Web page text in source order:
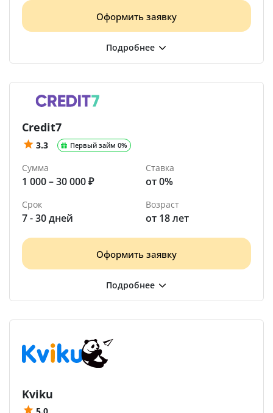
Оформить заявку
Credit7
3.3 Первый займ 0%
Сумма
1 000 – 30 000 ₽
Ставка
от 0%
Срок
7 - 30 дней
Возраст
от 18 лет
Оформить заявку
Kviku